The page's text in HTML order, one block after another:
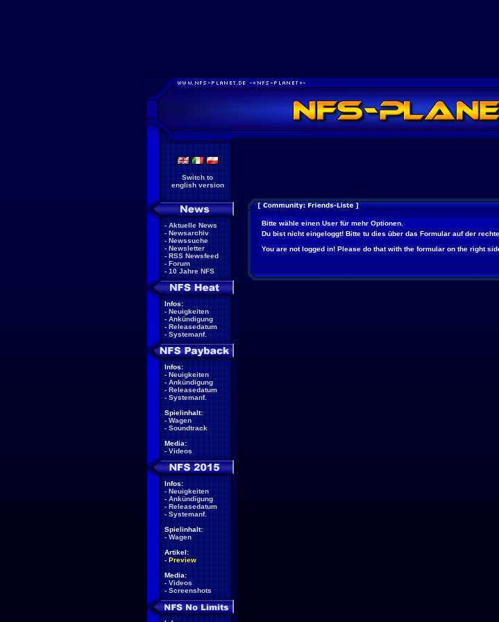
Switch to
english version
- Aktuelle News
- Newsarchiv
- Newssuche
- Newsletter
- RSS Newsfeed
- Forum
- 10 Jahre NFS
Infos:
- Neuigkeiten
- Ankündigung
- Releasedatum
- Systemanf.
Infos:
- Neuigkeiten
- Ankündigung
- Releasedatum
- Systemanf.
Spielinhalt:
- Wagen
- Soundtrack
Media:
- Videos
Infos:
- Neuigkeiten
- Ankündigung
- Releasedatum
- Systemanf.
Spielinhalt:
- Wagen
Artikel:
- Preview
Media:
- Videos
- Screenshots
Bitte wähle einen User für mehr Optionen.
Du bist nicht eingeloggt! Bitte tu dies über das Formular auf der
You are not logged in! Please do that with the formular on the right